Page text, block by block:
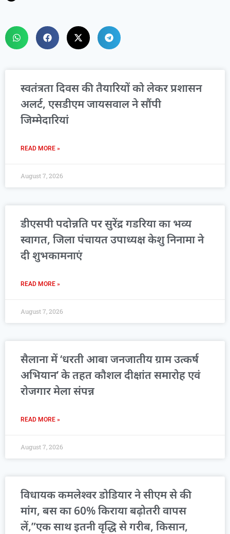
स्वतंत्रता दिवस की तैयारियों को लेकर प्रशासन
अलर्ट, एसडीएम जायसवाल ने सौंपी
जिम्मेदारियां
READ MORE »
August 7, 2026
डीएसपी पदोन्नति पर सुरेंद्र गडरिया का भव्य
स्वागत, जिला पंचायत उपाध्यक्ष केशु निनामा ने
दी शुभकामनाएं
READ MORE »
August 7, 2026
सैलाना में ‘धरती आबा जनजातीय ग्राम उत्कर्ष
अभियान’ के तहत कौशल दीक्षांत समारोह एवं
रोजगार मेला संपन्न
READ MORE »
August 7, 2026
विधायक कमलेश्वर डोडियार ने सीएम से की
मांग, बस का 60% किराया बढ़ोतरी वापस
लें,”एक साथ इतनी वृद्धि से गरीब, किसान,